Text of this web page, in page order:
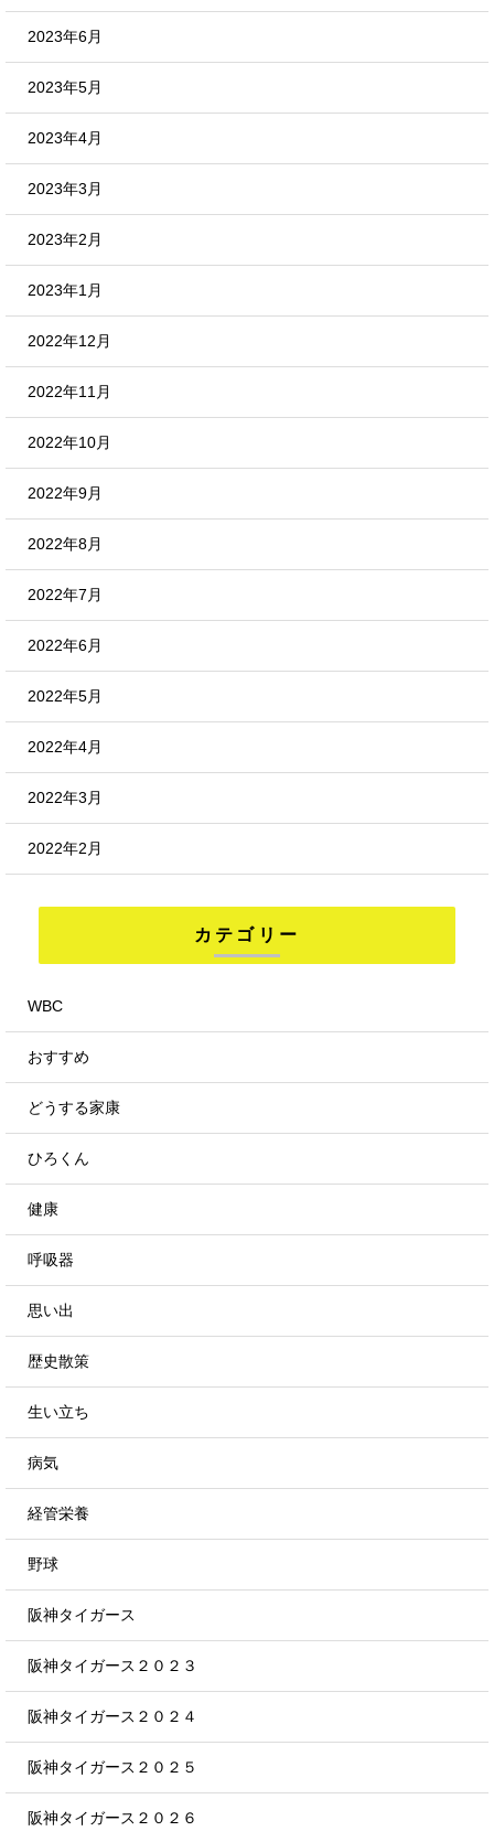
2023年6月
2023年5月
2023年4月
2023年3月
2023年2月
2023年1月
2022年12月
2022年11月
2022年10月
2022年9月
2022年8月
2022年7月
2022年6月
2022年5月
2022年4月
2022年3月
2022年2月
カテゴリー
WBC
おすすめ
どうする家康
ひろくん
健康
呼吸器
思い出
歴史散策
生い立ち
病気
経管栄養
野球
阪神タイガース
阪神タイガース２０２３
阪神タイガース２０２４
阪神タイガース２０２５
阪神タイガース２０２６